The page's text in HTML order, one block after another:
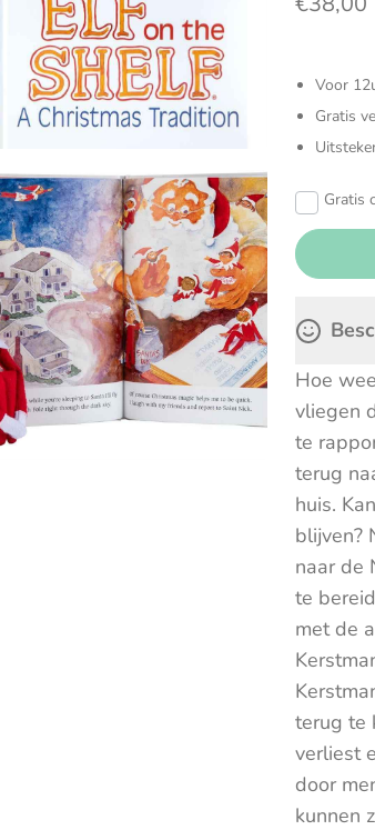
Verzorgingstassen
Zonneschermen & autoaccesoires
Voor
Gratis
Gratis
Hoe
vliegen
te
terug
huis. Kan
blijven?
naar de
te
met de
terug te
verliest
door
kunnen